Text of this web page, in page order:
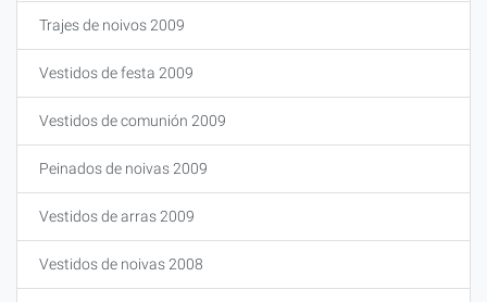
Trajes de noivos 2009
Vestidos de festa 2009
Vestidos de comunión 2009
Peinados de noivas 2009
Vestidos de arras 2009
Vestidos de noivas 2008